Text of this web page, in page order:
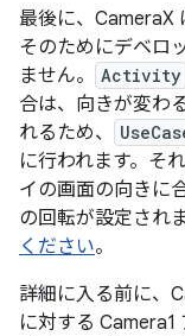
最後に、CameraX
そのためにデベロ
ません。
Activity
合は、向きが変わ
れるため、
に行われます。そ
イの画面の向きに
の回転が設定されま
ください。
詳細に入る前に、
に対する